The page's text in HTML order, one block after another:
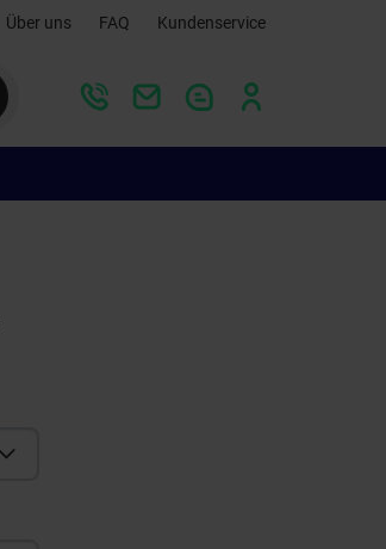
Über uns FAQ Kundenservice